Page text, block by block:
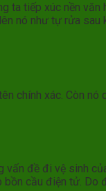
ta tiếp xúc nền
nó như tự rửa
chính xác. Còn
đề đi vệ sinh
cầu điện tử.